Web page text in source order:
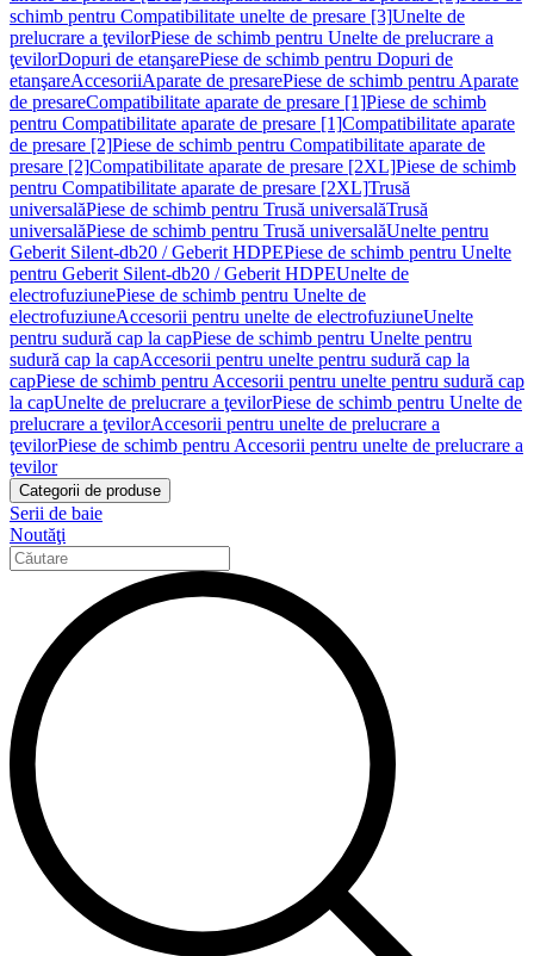
schimb pentru Compatibilitate unelte de presare [3]Unelte de
prelucrare a ţevilorPiese de schimb pentru Unelte de prelucrare a
ţevilorDopuri de etanşarePiese de schimb pentru Dopuri de
etanşareAccesoriiAparate de presarePiese de schimb pentru Aparate
de presareCompatibilitate aparate de presare [1]Piese de schimb
pentru Compatibilitate aparate de presare [1]Compatibilitate aparate
de presare [2]Piese de schimb pentru Compatibilitate aparate de
presare [2]Compatibilitate aparate de presare [2XL]Piese de schimb
pentru Compatibilitate aparate de presare [2XL]Trusă
universalăPiese de schimb pentru Trusă universalăTrusă
universalăPiese de schimb pentru Trusă universalăUnelte pentru
Geberit Silent-db20 / Geberit HDPEPiese de schimb pentru Unelte
pentru Geberit Silent-db20 / Geberit HDPEUnelte de
electrofuziunePiese de schimb pentru Unelte de
electrofuziuneAccesorii pentru unelte de electrofuziuneUnelte
pentru sudură cap la capPiese de schimb pentru Unelte pentru
sudură cap la capAccesorii pentru unelte pentru sudură cap la
capPiese de schimb pentru Accesorii pentru unelte pentru sudură cap
la capUnelte de prelucrare a ţevilorPiese de schimb pentru Unelte de
prelucrare a ţevilorAccesorii pentru unelte de prelucrare a
ţevilorPiese de schimb pentru Accesorii pentru unelte de prelucrare a
ţevilor
Categorii de produse
Serii de baie
Noutăţi